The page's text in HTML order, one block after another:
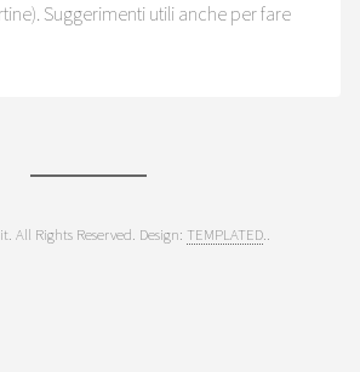
Suggerimenti utili anche per fare
All Rights Reserved. Design: TEMPLATED..